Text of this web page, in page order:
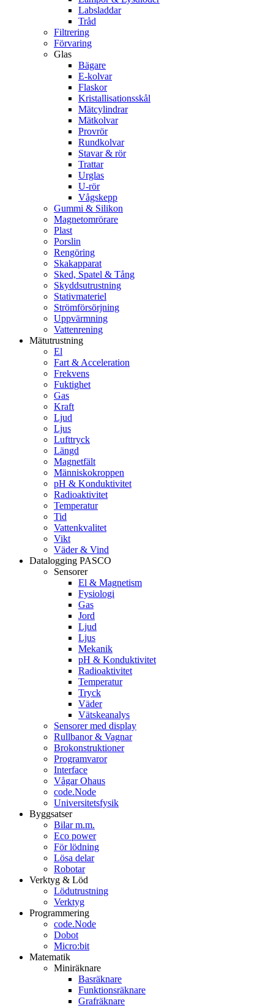
Labsladdar
Tråd
Filtrering
Förvaring
Glas
Bägare
E-kolvar
Flaskor
Kristallisationsskål
Mätcylindrar
Mätkolvar
Provrör
Rundkolvar
Stavar & rör
Trattar
Urglas
U-rör
Vågskepp
Gummi & Silikon
Magnetomrörare
Plast
Porslin
Rengöring
Skakapparat
Sked, Spatel & Tång
Skyddsutrustning
Stativmateriel
Strömförsörjning
Uppvärmning
Vattenrening
Mätutrustning
El
Fart & Acceleration
Frekvens
Fuktighet
Gas
Kraft
Ljud
Ljus
Lufttryck
Längd
Magnetfält
Människokroppen
pH & Konduktivitet
Radioaktivitet
Temperatur
Tid
Vattenkvalitet
Vikt
Väder & Vind
Datalogging PASCO
Sensorer
El & Magnetism
Fysiologi
Gas
Jord
Ljud
Ljus
Mekanik
pH & Konduktivitet
Radioaktivitet
Temperatur
Tryck
Väder
Vätskeanalys
Sensorer med display
Rullbanor & Vagnar
Brokonstruktioner
Programvaror
Interface
Vågar Ohaus
code.Node
Universitetsfysik
Byggsatser
Bilar m.m.
Eco power
För lödning
Lösa delar
Robotar
Verktyg & Löd
Lödutrustning
Verktyg
Programmering
code.Node
Dobot
Micro:bit
Matematik
Miniräknare
Basräknare
Funktionsräknare
Grafräknare